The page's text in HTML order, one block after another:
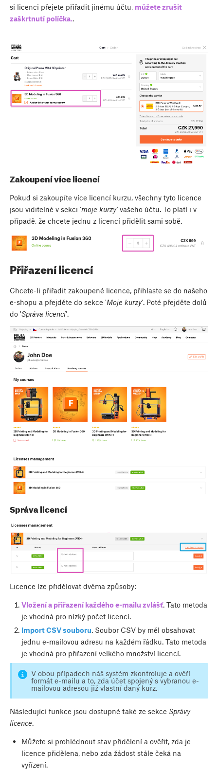
si licenci přejete přiřadit jinému účtu, můžete zrušit
zaškrtnutí políčka..
Zakoupení více licencí
Pokud si zakoupíte více licencí kurzu, všechny tyto licence
jsou viditelné v sekci 'moje kurzy' vašeho účtu. To platí i v
případě, že chcete jednu z licencí přidělit sami sobě.
Přiřazení licencí
Chcete-li přiřadit zakoupené licence, přihlaste se do našeho
e-shopu a přejděte do sekce 'Moje kurzy'. Poté přejděte dolů
do 'Správa licencí'.
Správa licencí
Licence lze přidělovat dvěma způsoby:
Vložení a přiřazení každého e-mailu zvlášť. Tato metoda
je vhodná pro nízký počet licencí.
Import CSV souboru. Soubor CSV by měl obsahovat
jednu e-mailovou adresu na každém řádku. Tato metoda
je vhodná pro přiřazení velkého množství licencí.
V obou případech náš systém zkontroluje a ověří
formát e-mailu a to, zda účet spojený s vybranou e-
mailovou adresou již vlastní daný kurz.
Následující funkce jsou dostupné také ze sekce Správy
licence.
Můžete si prohlédnout stav přidělení a ověřit, zda je
licence přidělena, nebo zda žádost stále čeká na
vyřízení.